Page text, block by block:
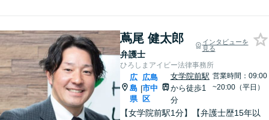
蔦尾 健太郎
弁護士
インタビューを
見る
ひろしまアイビー法律事務所
広
島
県
|
広島
市中
区
女学院前駅
から徒歩1
分
営業時間：09:00
~20:00（平日）
【女学院前駅1分】【弁護士歴15年以